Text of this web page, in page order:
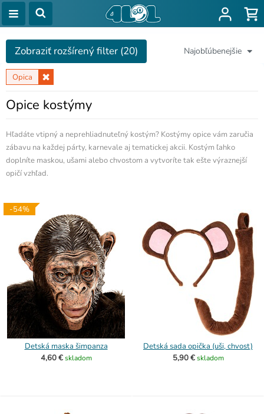
Najobľúbenejšie
Zobraziť rozšírený filter (20)
Opica
Opice kostýmy
Hľadáte vtipný a neprehliadnuteľný kostým? Kostýmy opice vám zaručia
zábavu na každej párty, karnevale aj tematickej akcii. Kostým ľahko
doplníte maskou, ušami alebo chvostom a vytvoríte tak ešte výraznejší
opičí vzhľad.
-54%
Detská maska šimpanza
4,60 € skladom
Detská sada opička (uši, chvost)
5,90 € skladom